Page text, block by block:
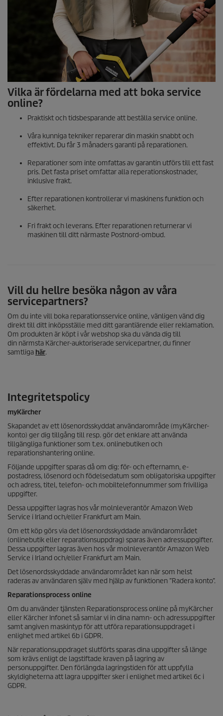
Vilka är fördelarna med att boka service
online?
Praktiskt och tidsbesparande att beställa service online.
Våra kunniga tekniker reparerar din maskin snabbt och
effektivt. Du får 3 månaders garanti på reparationen.
Reparationer som inte omfattas av garantin utförs till ett fast
pris. Det fasta priset omfattar alla reperationskostnader,
inklusive frakt.
Efter reparationen kontrollerar vi maskinens funktion och
säkerhet.
Fri frakt och leverans. Efter reparationen returnerar vi
maskinen till ditt närmaste Postnord-ombud.
Vill du hellre besöka någon av våra
servicepartners?
Om du inte vill boka reparationsservice online, vänligen vänd dig
direkt till ditt inköpsställe med ditt garantiärende eller reklamation.
Om produkten är köpt i vår webshop ska du vända dig till
din närmsta Kärcher-auktoriserade servicepartner, du finner
samtliga här.
Integritetspolicy
myKärcher
Skapandet av ett lösenordsskyddat användarområde (myKärcher-
konto) ger dig tillgång till resp. gör det enklare att använda
tillgängliga funktioner som t.ex. onlinebutiken och
reparationshantering online.
Följande uppgifter sparas då om dig: för- och efternamn, e-
postadress, lösenord och födelsedatum som obligatoriska uppgifter
och adress, titel, telefon- och mobiltelefonnummer som frivilliga
uppgifter.
Dessa uppgifter lagras hos vår molnleverantör Amazon Web
Service i Irland och/eller Frankfurt am Main.
Om ett köp görs via det lösenordsskyddade användarområdet
(onlinebutik eller reparationsuppdrag) sparas även adressuppgifter.
Dessa uppgifter lagras även hos vår molnleverantör Amazon Web
Service i Irland och/eller Frankfurt am Main.
Det lösenordsskyddade användarområdet kan när som helst
raderas av användaren själv med hjälp av funktionen ”Radera konto”.
Reparationsprocess online
Om du använder tjänsten Reparationsprocess online på myKärcher
eller Kärcher Infonet så samlar vi in dina namn- och adressuppgifter
samt angiven maskintyp för att utföra reparationsuppdraget i
enlighet med artikel 6b i GDPR.
När reparationsuppdraget slutförts sparas dina uppgifter så länge
som krävs enligt de lagstiftade kraven på lagring av
personuppgifter. Den förlängda lagringstiden för att uppfylla
skyldigheterna att lagra uppgifter sker i enlighet med artikel 6c i
GDPR.